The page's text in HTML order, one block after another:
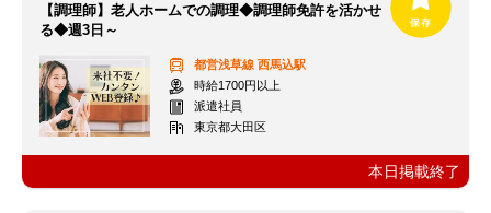
【調理師】老人ホームでの調理◆調理師免許を活かせ
る◆週3日～
都営浅草線 西馬込駅
時給1700円以上
派遣社員
東京都大田区
本日掲載終了